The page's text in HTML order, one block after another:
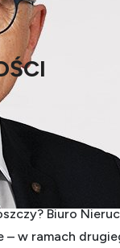
II etap
zielonej
Biuro
w ramach